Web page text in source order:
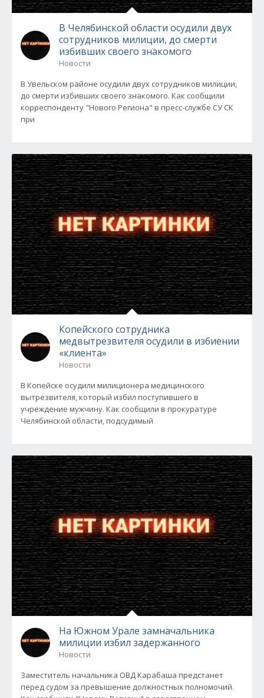
В Челябинской области осудили двух
сотрудников милиции, до смерти
избивших своего знакомого
Новости
В Увельском районе осудили двух сотрудников милиции,
до смерти избивших своего знакомого. Как сообщили
корреспонденту "Нового Региона" в пресс-службе СУ СК
при
Копейского сотрудника
медвытрезвителя осудили в избиении
«клиента»
Новости
В Копейске осудили милиционера медицинского
вытрезвителя, который избил поступившего в
учреждение мужчину. Как сообщили в прокуратуре
Челябинской области, подсудимый
На Южном Урале замначальника
милиции избил задержанного
Новости
Заместитель начальника ОВД Карабаша предстанет
перед судом за превышение должностных полномочий.